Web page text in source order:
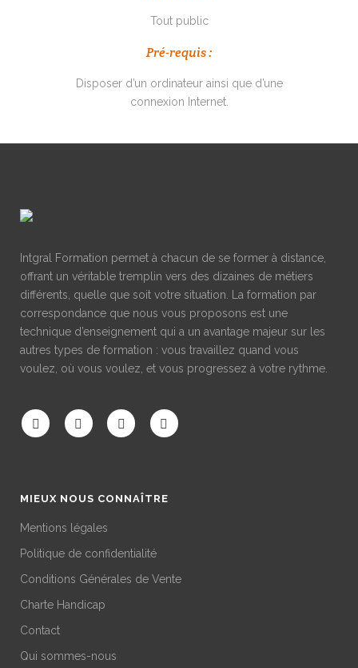
Tout public
Pré-requis :
Disposer d’un ordinateur ainsi que d’une
connexion Internet.
Intgral Formation permet à chacun de se former à distance,
offrant un véritable tremplin vers des dizaines de métiers
différents, quelle que soit votre situation. La formation par
correspondance que nous vous proposons est une
technique d’enseignement qui a un avantage majeur sur les
autres types de formation : vous travaillez quand vous
voulez, où vous voulez, et vous progressez à votre rythme.
MIEUX NOUS CONNAÎTRE
Mentions légales
Politique de confidentialité
Conditions Générales de Vente
Charte Handicap
Contact
Qui sommes-nous